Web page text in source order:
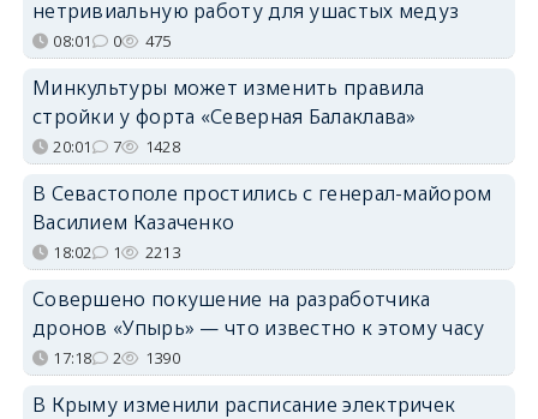
нетривиальную работу для ушастых медуз
08:01 0 475
Минкультуры может изменить правила
стройки у форта «Северная Балаклава»
20:01 7 1428
В Севастополе простились с генерал-майором
Василием Казаченко
18:02 1 2213
Совершено покушение на разработчика
дронов «Упырь» — что известно к этому часу
17:18 2 1390
В Крыму изменили расписание электричек